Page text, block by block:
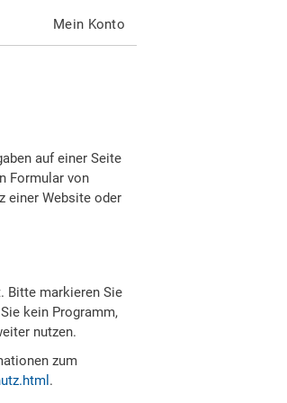
Mein Konto
auf einer Seite
Formular von
einer Website oder
Bitte markieren Sie
kein Programm,
nutzen.
zum
.